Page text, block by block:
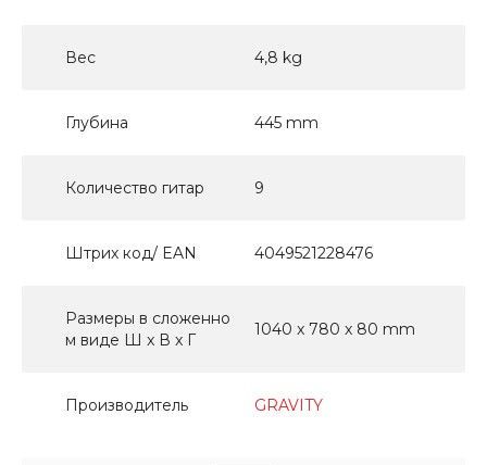
Вес 4,8 kg
Глубина 445 mm
Количество гитар 9
Штрих код/ EAN 4049521228476
Размеры в сложенно
м виде Ш x В x Г
1040 x 780 x 80 mm
Производитель GRAVITY